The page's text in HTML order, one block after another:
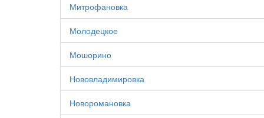
Митрофановка
Молодецкое
Мошорино
Нововладимировка
Новоромановка